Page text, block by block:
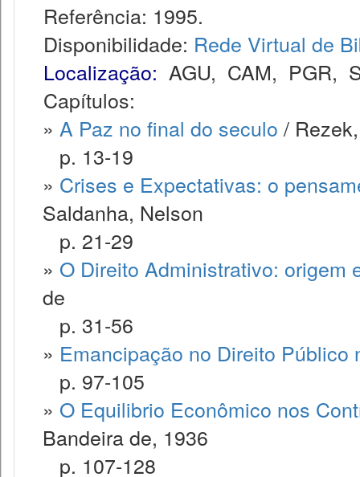
Referência: 1995.
Disponibilidade: Rede Virtual de
Localização: AGU, CAM, PGR,
Capítulos:
» A Paz no final do seculo /
p. 13-19
» Crises e Expectativas: o
Saldanha, Nelson
p. 21-29
» O Direito Administrativo: origem
de
p. 31-56
» Emancipação no Direito Público
p. 97-105
» O Equilibrio Econômico nos
Bandeira de, 1936
p. 107-128